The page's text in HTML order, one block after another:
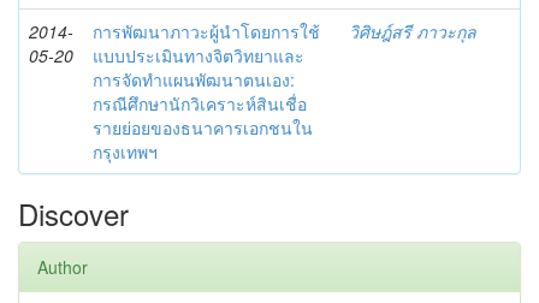
2014-
05-20
การพัฒนาภาวะผู้นำโดยการใช้
แบบประเมินทางจิตวิทยาและ
การจัดทำแผนพัฒนาตนเอง:
กรณีศึกษานักวิเคราะห์สินเชื่อ
รายย่อยของธนาคารเอกชนใน
กรุงเทพฯ
วิศิษฎ์สรี ภาวะกุล
Discover
Author